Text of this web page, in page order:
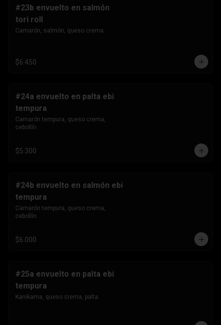
#23b envuelto en salmón
tori roll
Camarón, salmón, queso crema.
$6.450
#24a envuelto en palta ebi
tempura
Camarón tempura, queso crema,
cebollín.
$5.300
#24b envuelto en salmón ebi
tempura
Camarón tempura, queso crema,
cebollín.
$6.000
#25a envuelto en palta ebi
tempura
Kanikama, queso crema, palta.